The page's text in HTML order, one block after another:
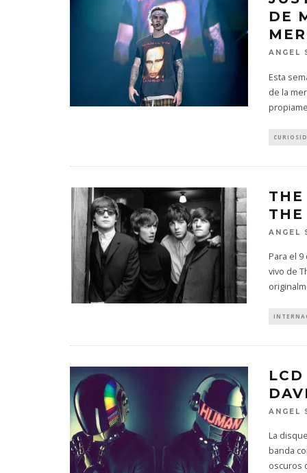
DE
ANGEL
Esta
de la
THE
THE
ANGEL
Para el
vivo de
ANGEL
La
banda
oscuros